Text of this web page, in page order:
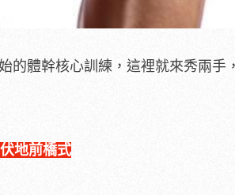
的體幹核心訓練，這裡就來秀兩手
地前橋式